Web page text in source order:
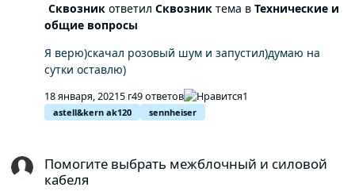
Сквозникответил Сквозниктема в Технические и
общие вопросы
Я верю)скачал розовый шум и запустил)думаю на
сутки оставлю)
18 января, 20215 г49 ответов 1
astell&kern ak120 sennheiser
Помогите выбрать межблочный и силовой
кабеля